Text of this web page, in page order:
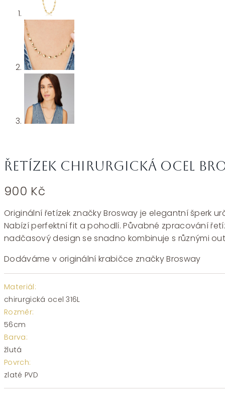
Řetízek chirurgická ocel
900 Kč
Originální řetízek značky Brosway je elegantní šperk
Nabízí perfektní fit a pohodlí. Půvabné zpracování
nadčasový design se snadno kombinuje s různými
Dodáváme v originální krabičce značky Brosway
Materiál:
chirurgická ocel 316L
Rozměr:
56cm
Barva:
žlutá
Povrch:
zlaté PVD